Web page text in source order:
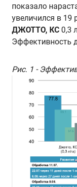
показало
увеличился в 19
ДЖОТТО, КС 0,3
Эффективность
Рис. 1 -